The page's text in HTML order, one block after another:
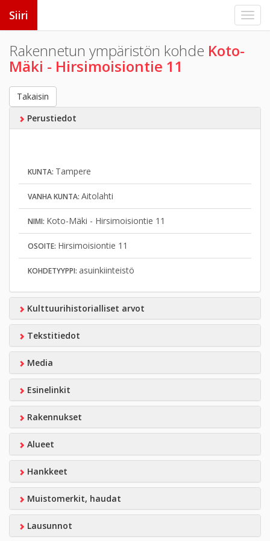
Siiri
Rakennetun ympäristön kohde Koto-
Mäki - Hirsimoisiontie 11
Takaisin
Perustiedot
KUNTA: Tampere
VANHA KUNTA: Aitolahti
NIMI: Koto-Mäki - Hirsimoisiontie 11
OSOITE: Hirsimoisiontie 11
KOHDETYYPPI: asuinkiinteistö
Kulttuurihistorialliset arvot
Tekstitiedot
Media
Esinelinkit
Rakennukset
Alueet
Hankkeet
Muistomerkit, haudat
Lausunnot